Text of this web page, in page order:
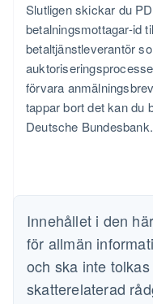
Slutligen skickar du
betalningsmottagar-id
betaltjänstleverantör
förvara
tappar bort det kan du
Deutsche Bundesbank.
Innehållet i den
för allmän
och ska inte
skatterelaterad
Australien
English
Belgien
NederlandsFrançais
Brasilien
Português English
Bulgarien
English
English
Estland
English
Fastlandskina
简体中文English
EnglishSvenska